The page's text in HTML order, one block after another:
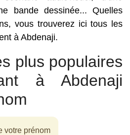
bande dessinée... Quelles
vous trouverez ici tous les
à Abdenaji.
plus populaires
à Abdenaji
votre prénom